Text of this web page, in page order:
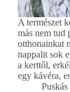
A természet
más nem tud
otthonainkat
nappalit sok
a kerttől,
egy kávéra,